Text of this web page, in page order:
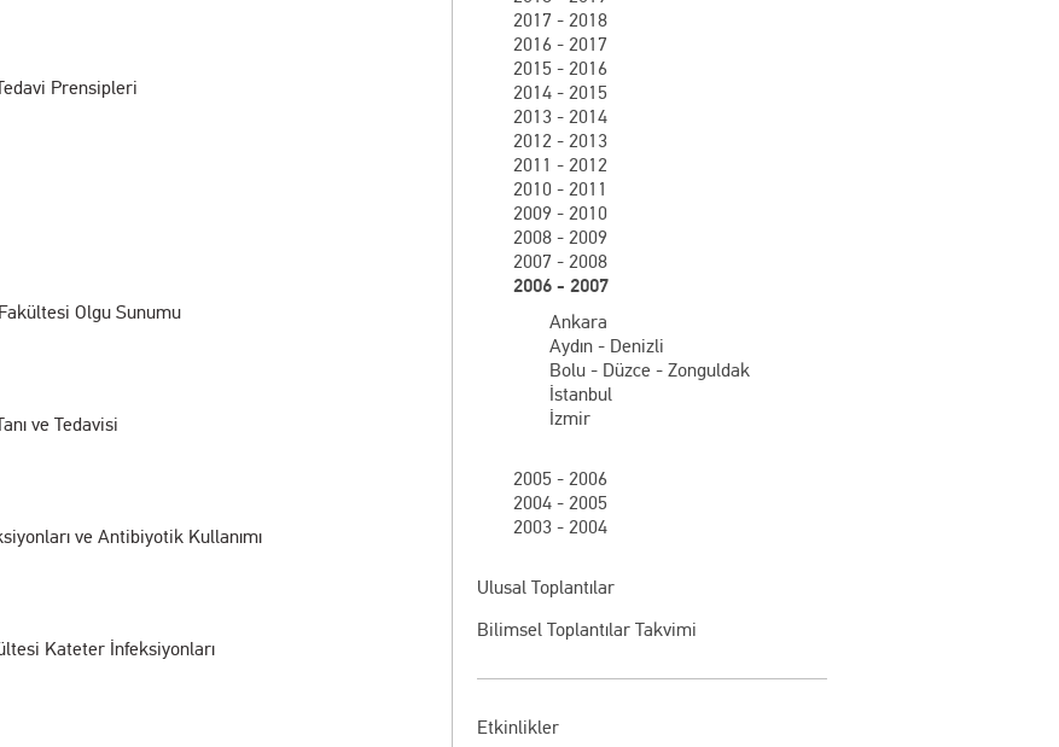
2017 - 2018
2016 - 2017
2015 - 2016
2014 - 2015
2013 - 2014
2012 - 2013
2011 - 2012
2010 - 2011
2009 - 2010
2008 - 2009
2007 - 2008
2006 - 2007
Ankara
Aydın - Denizli
Bolu - Düzce - Zonguldak
İstanbul
İzmir
2005 - 2006
2004 - 2005
2003 - 2004
Ulusal Toplantılar
Bilimsel Toplantılar Takvimi
Etkinlikler
Prensipleri
Olgu Sunumu
ve Tedavisi
ve Antibiyotik Kullanımı
Kateter İnfeksiyonları